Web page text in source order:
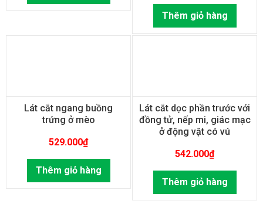
Thêm giỏ hàng
Lát cắt ngang buồng
trứng ở mèo
529.000₫
Thêm giỏ hàng
Lát cắt dọc phần trước với
đồng tử, nếp mi, giác mạc
ở động vật có vú
542.000₫
Thêm giỏ hàng